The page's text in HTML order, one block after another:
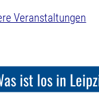
Veranstaltungen
ist los in